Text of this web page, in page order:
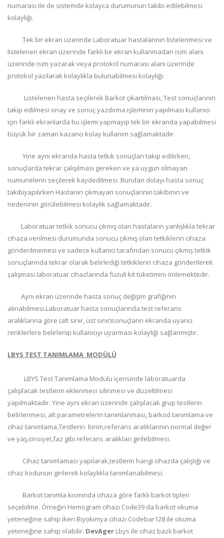
numarası ile de sistemde kolayca durumunun takibi edilebilmesi
kolaylığı.
Tek bir ekran üzerinde Laboratuar hastalarının listelenmesi ve
listelenen ekran üzerinde farklı bir ekran kullanmadan isim alanı
üzerinde isim yazarak veya protokol numarası alanı üzerinde
protokol yazılarak kolaylıkla bulunabilmesi kolaylığı.
Listelenen hasta seçilerek Barkot çıkartılması, Test sonuçlarının
takip edilmesi onay ve sonuç yazdırma işleminin yapılması kullanıcı
için farklı ekranlarda bu işlemi yapmayıp tek bir ekranda yapabilmesi
büyük bir zaman kazancı kolay kullanım sağlamaktadır.
Yine aynı ekranda hasta tetkik sonuçları takip edilirken,
sonuçlarda tekrar çalışılması gereken ve ya uygun olmayan
numunelerin seçilerek kaydedilmesi. Bundan dolayı hasta sonuç
takibiyapılırken Hastanın çıkmayan sonuçlarının takibinin ve
nedeninin görülebilmesi kolaylık sağlamaktadır.
Laboratuar tetkik sonucu çıkmış olan hastaların yanlışlıkla tekrar
cihaza verilmesi durumunda sonucu çıkmış olan tetkiklerin cihaza
gönderilmemesi ve sadece kullanıcı tarafından sonucu çıkmış tetkik
sonuçlarında tekrar olarak belirlediği tetkiklerin cihaza gönderilerek
çalışması laboratuar cihazlarında fuzuli kit tüketimini önlemektedir.
Aynı ekran üzerinde hasta sonuç değişim grafiğinin
alınabilmesi.Laboratuar hasta sonuçlarında test referans
aralıklarına göre (alt sınır, üst sınır)sonuçların ekranda uyarıcı
renklerlere belirlenip kullanıcıyı uyarması kolaylığı sağlanmıştır.
LBYS TEST TANIMLAMA MODÜLÜ
LBYS Test Tanımlama Modülü içerisinde laboratuarda
çalışılacak testlerin eklenmesi silinmesi ve düzeltilmesi
yapılmaktadır. Yine aynı ekran üzerinde çalışılacak grup testlerin
belirlenmesi, alt parametrelerin tanımlanması, barkod tanımlama ve
cihaz tanımlama,Testlerin birim,referans aralıklarının normal değer
ve yaş,cinsiyet,faz gibi referans aralıkları girilebilmesi.
Cihaz tanımlaması yapılarak,testlerin hangi cihazda çalıştığı ve
cihaz kodunun girilerek kolaylıkla tanımlanabilmesi.
Barkot tanımla kısmında cihaza göre farklı barkot tipleri
seçebilme. Örneğin Hemogram cihazı Code39 da barkot okuma
yeteneğine sahip iken Biyokimya cihazı Codebar128 ile okuma
yeteneğine sahip olabilir. DevAger Lbys ile cihaz bazlı barkot